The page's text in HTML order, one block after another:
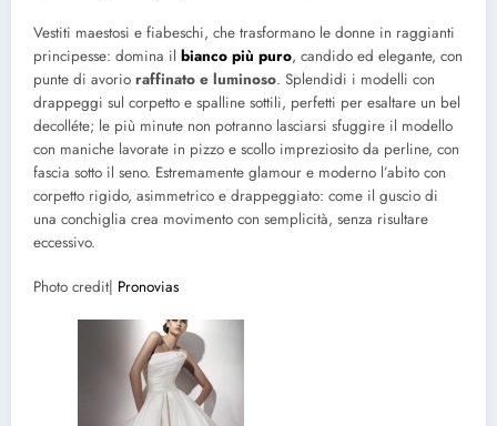
Vestiti maestosi e fiabeschi, che trasformano le donne in raggianti
principesse: domina il bianco più puro, candido ed elegante, con
punte di avorio raffinato e luminoso. Splendidi i modelli con
drappeggi sul corpetto e spalline sottili, perfetti per esaltare un bel
decolléte; le più minute non potranno lasciarsi sfuggire il modello
con maniche lavorate in pizzo e scollo impreziosito da perline, con
fascia sotto il seno. Estremamente glamour e moderno l’abito con
corpetto rigido, asimmetrico e drappeggiato: come il guscio di
una conchiglia crea movimento con semplicità, senza risultare
eccessivo.
Photo credit| Pronovias